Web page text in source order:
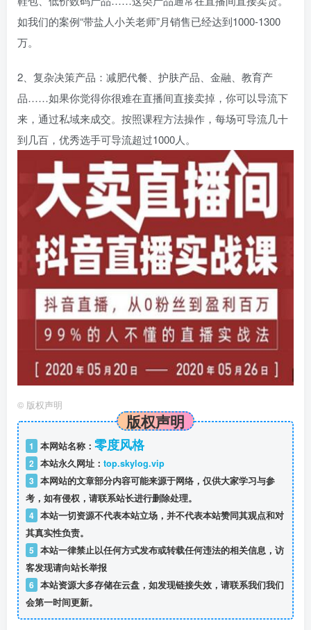
如我们的案例“带盐人小关老师”月销售已经达到1000-1300
万。
2、复杂决策产品：减肥代餐、护肤产品、金融、教育产
品……如果你觉得你很难在直播间直接卖掉，你可以导流下
来，通过私域来成交。按照课程方法操作，每场可导流几十
到几百，优秀选手可导流超过1000人。
© 版权声明
版权声明
1 本网站名称： 零度风格
2 本站永久网址： top.skylog.vip
3 本网站的文章部分内容可能来源于网络，仅供大家学习与参
考，如有侵权，请联系站长进行删除处理。
4 本站一切资源不代表本站立场，并不代表本站赞同其观点和对
其真实性负责。
5 本站一律禁止以任何方式发布或转载任何违法的相关信息，访
客发现请向站长举报
6 本站资源大多存储在云盘，如发现链接失效，请联系我们我们
会第一时间更新。